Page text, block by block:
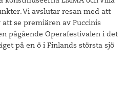
Vi avslutar resan med att
se premiären av Puccinis
pågående Operafestivalen i det
på en ö i Finlands största sjö